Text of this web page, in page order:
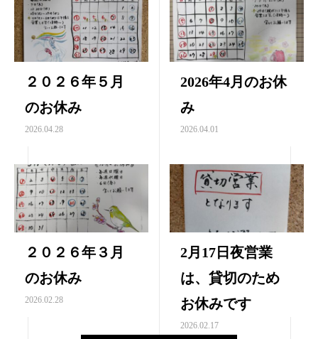
２０２６年５月
のお休み
2026.04.28
2026年4月のお休
み
2026.04.01
２０２６年３月
のお休み
2026.02.28
2月17日夜営業
は、貸切のため
お休みです
2026.02.17